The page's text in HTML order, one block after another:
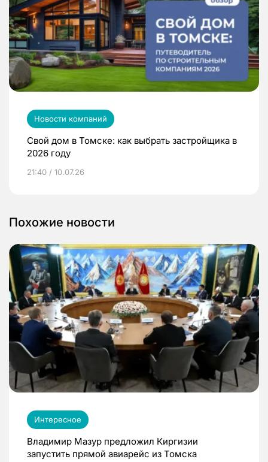
Новости компаний
Свой дом в Томске: как выбрать застройщика в
2026 году
21:40 / 10.07.26
Похожие новости
Интересное
Владимир Мазур предложил Киргизии
запустить прямой авиарейс из Томска